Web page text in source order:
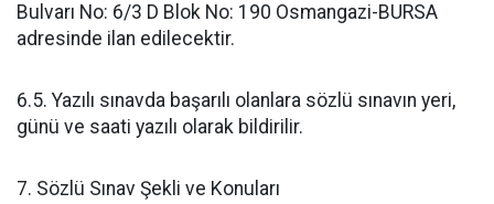
Bulvarı No: 6/3 D Blok No: 190 Osmangazi-BURSA
adresinde ilan edilecektir.
6.5. Yazılı sınavda başarılı olanlara sözlü sınavın yeri,
günü ve saati yazılı olarak bildirilir.
7. Sözlü Sınav Şekli ve Konuları